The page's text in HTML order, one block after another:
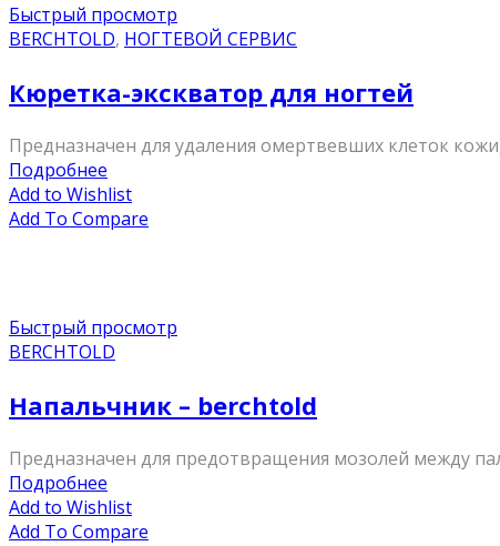
Быстрый просмотр
BERCHTOLD, НОГТЕВОЙ СЕРВИС
Кюретка-экскватор для ногтей
Предназначен для удаления омертвевших клеток
Подробнее
Add to Wishlist
Add To Compare
Быстрый просмотр
BERCHTOLD
Напальчник – berchtold
Предназначен для предотвращения мозолей между
Подробнее
Add to Wishlist
Add To Compare